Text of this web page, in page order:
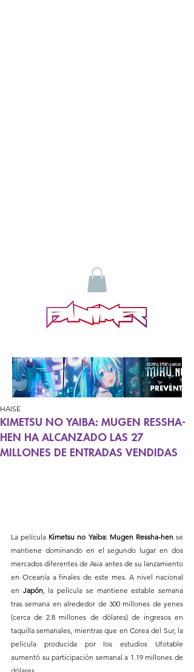
KIMETSU NO YAIBA: MUGEN RESSHA-
HEN HA ALCANZADO LAS 27
MILLONES DE ENTRADAS VENDIDAS
HAISE
La película Kimetsu no Yaiba: Mugen Ressha-hen se
mantiene dominando en el segundo lugar en dos
mercados diferentes de Asia antes de su lanzamiento
en Oceanía a finales de este mes. A nivel nacional
en Japón, la película se mantiene estable semana
tras semana en alrededor de 300 millones de yenes
(cerca de 2.8 millones de dólares) de ingresos en
taquilla semanales, mientras que en Corea del Sur, la
película producida por los estudios Ufotable
aumentó su participación semanal a 1.19 millones de